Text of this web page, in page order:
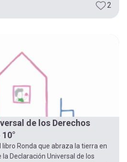
2
de los Derechos
Ronda que abraza la tierra en
Declaración Universal de los